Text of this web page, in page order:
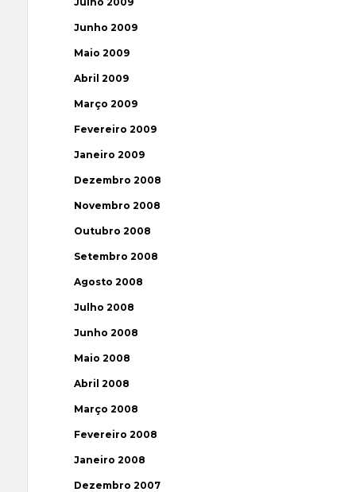
Junho 2009
Maio 2009
Abril 2009
Março 2009
Fevereiro 2009
Janeiro 2009
Dezembro 2008
Novembro 2008
Outubro 2008
Setembro 2008
Agosto 2008
Julho 2008
Junho 2008
Maio 2008
Abril 2008
Março 2008
Fevereiro 2008
Janeiro 2008
Dezembro 2007